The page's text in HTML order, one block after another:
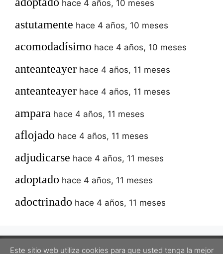
hace 4 años, 10 meses
astutamente hace 4 años, 10 meses
acomodadísimo hace 4 años, 10 meses
anteanteayer hace 4 años, 11 meses
anteanteayer hace 4 años, 11 meses
ampara hace 4 años, 11 meses
aflojado hace 4 años, 11 meses
adjudicarse hace 4 años, 11 meses
adoptado hace 4 años, 11 meses
adoctrinado hace 4 años, 11 meses
Este sitio web utiliza cookies para que usted tenga la mejor